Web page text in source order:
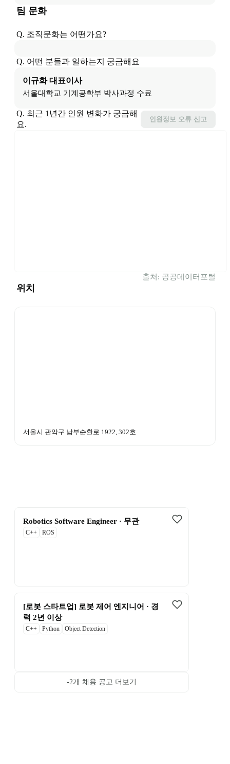
팀 문화
Q. 조직문화는 어떤가요?
Q. 어떤 분들과 일하는지 궁금해요
이규화 대표이사
서울대학교 기계공학부 박사과정 수료
Q. 최근 1년간 인원 변화가 궁금해
요.
인원정보 오류 신고
출처: 공공데이터포털
위치
서울시 관악구 남부순환로 1922, 302호
Robotics Software Engineer · 무관
C++ ROS
[로봇 스타트업] 로봇 제어 엔지니어 · 경
력 2년 이상
C++ Python Object Detection
-2개 채용 공고 더보기